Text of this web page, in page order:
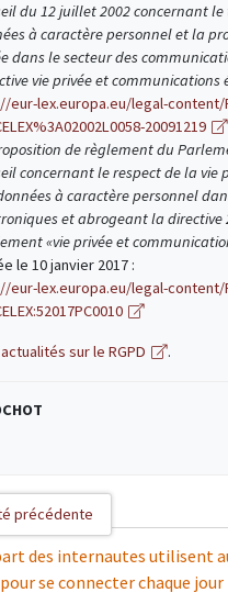
du 12 juillet 2002 concernant
à caractère personnel et la
dans le secteur des
vie privée et communications
eur-lex.europa.eu/legal-content/
20091219
de règlement du
concernant le respect de la vie
à caractère personnel
et abrogeant la directive
«vie privée et
le 10 janvier 2017 :
eur-lex.europa.eu/legal-content/
actualités sur le RGPD .
précédente
des internautes utilisent
se connecter chaque jour